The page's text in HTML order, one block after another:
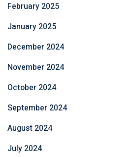
February 2025
January 2025
December 2024
November 2024
October 2024
September 2024
August 2024
July 2024